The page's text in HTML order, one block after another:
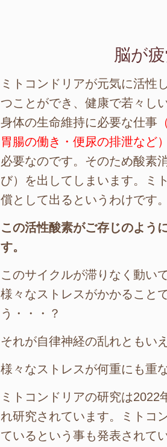
脳が
ミトコンドリアが元気に活性
つことができ、健康で若々し
身体の生命維持に必要な仕事
胃腸の働き・便尿の排泄など）
必要なのです。そのため酸素
び）を出してしまいます。ミ
償として出るというわけです。
この活性酸素がご存じのよう
す。
このサイクルが滞りなく動い
様々なストレスがかかること
う・・・？
それが自律神経の乱れともい
様々なストレスが何重にも重
ミトコンドリアの研究は2022
れ研究されています。ミトコ
ているという事も発表されて